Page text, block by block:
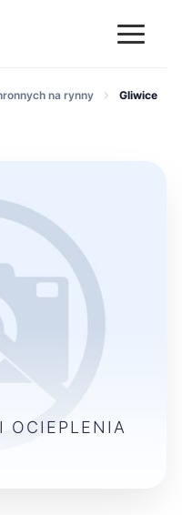
na rynny Gliwice
OCIEPLENIA